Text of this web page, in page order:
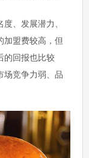
、发展潜力、
加盟费较高，但
的回报也比较
场竞争力弱、品